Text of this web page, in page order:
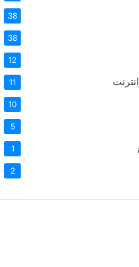
38
38
12
11
10
5
1
2